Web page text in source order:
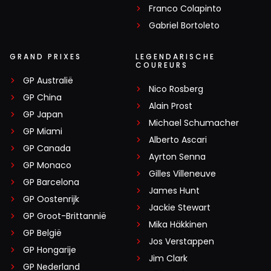
Je interpreteert het uitstekend Pascale, een
TheRocketman
Een platte aarde 😂😂moet ik dan ook weer met
een knots op zoek naar een vrouw, die dan
vervolgens de eerste maand hoofdpijn heeft van
de klap?? 😂 🤔eigenlijk best een goed idee, alles
beter dan die opgedofte nep tik tok barbie’s 🤮
10 juni 10:39
Of ze werkelijk satanischte zijn dat durf ik niet
te zeggen, maar die Kardashian bloedlijn was wel
Franco Colapinto
Gabriel Bortoleto
GRAND PRIXES
GP Australië
GP China
GP Japan
GP Miami
GP Canada
GP Monaco
GP Barcelona
GP Oostenrijk
GP Groot-Brittannië
GP België
GP Hongarije
GP Nederland
LEGENDARISCHE
COUREURS
Nico Rosberg
Alain Prost
Michael Schumacher
Alberto Ascari
Ayrton Senna
Gilles Villeneuve
James Hunt
Jackie Stewart
Mika Häkkinen
Jos Verstappen
Jim Clark